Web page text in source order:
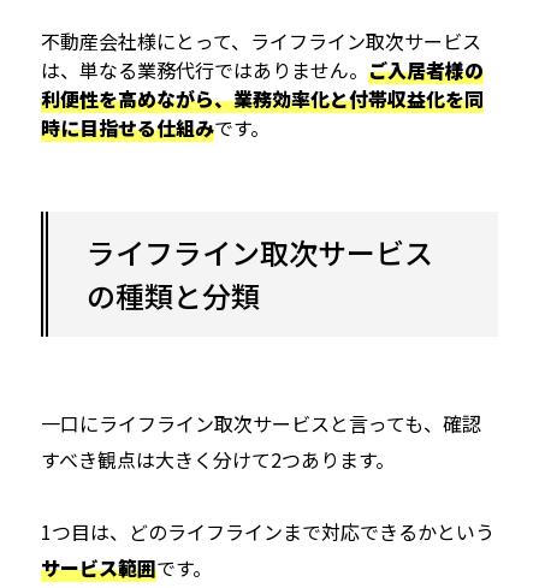
不動産会社様にとって、ライフライン取次サービス
は、単なる業務代行ではありません。 ご入居者様の
利便性を高めながら、業務効率化と付帯収益化を同
時に目指せる仕組みです。
ライフライン取次サービス
の種類と分類
一口にライフライン取次サービスと言っても、確認
すべき観点は大きく分けて2つあります。
1つ目は、どのライフラインまで対応できるかという
サービス範囲です。